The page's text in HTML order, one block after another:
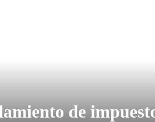
de